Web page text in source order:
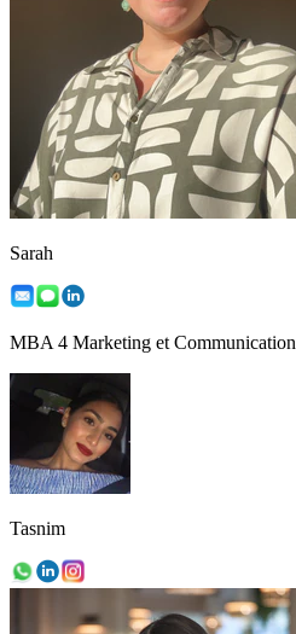
Sarah
MBA 4 Marketing et Communication
Tasnim